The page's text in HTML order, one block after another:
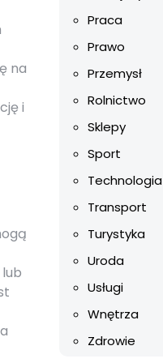
na
i
Praca
Prawo
Przemysł
Rolnictwo
Sklepy
Sport
Technologia
Transport
Turystyka
Uroda
Usługi
Wnętrza
Zdrowie